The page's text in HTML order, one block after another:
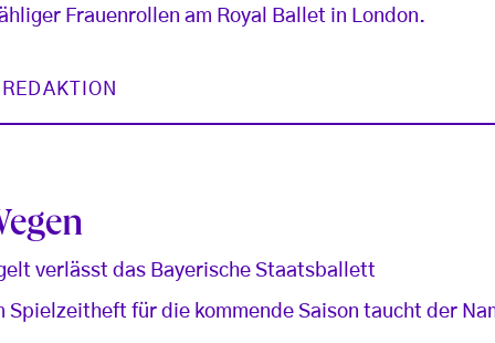
Frauenrollen am Royal Ballet in London.
verlässt das Bayerische Staatsballett
Spielzeitheft für die kommende Saison taucht der